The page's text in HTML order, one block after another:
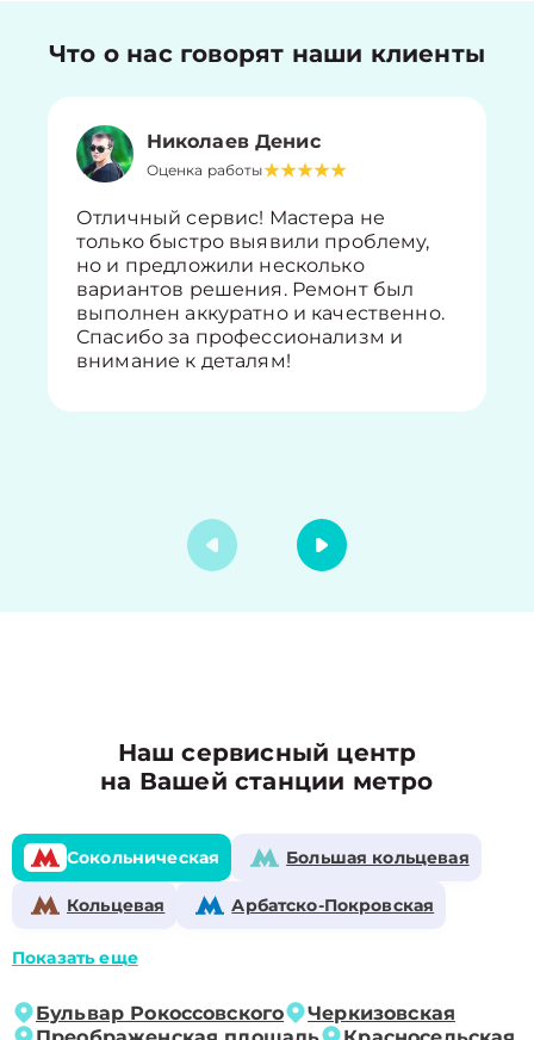
Что о нас говорят наши клиенты
Николаев Денис
Оценка работы
Отличный сервис! Мастера не
только быстро выявили проблему,
но и предложили несколько
вариантов решения. Ремонт был
выполнен аккуратно и качественно.
Спасибо за профессионализм и
внимание к деталям!
Наш сервисный центр
на Вашей станции метро
Сокольническая Большая кольцевая
Кольцевая Арбатско-Покровская
Показать еще
Бульвар Рокоссовского
Черкизовская